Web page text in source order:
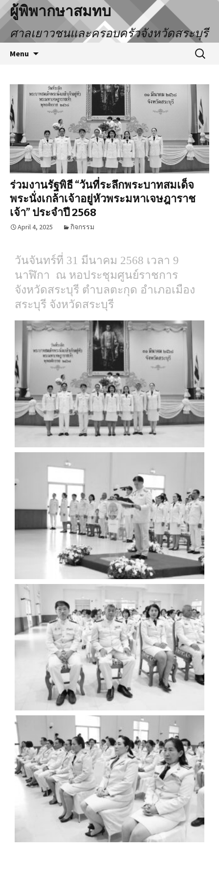
ผู้พิพากษาสมทบ
ศาลเยาวชนและครอบครัวจังหวัดสระบุรี
Menu
ร่วมงานรัฐพิธี “วันที่ระลึกพระบาทสมเด็จ
พระนั่งเกล้าเจ้าอยู่หัวพระมหาเจษฎาราช
เจ้า” ประจำปี 2568
April 4, 2025 กิจกรรม
วันจันทร์ที่ 31 มีนาคม 2568 เวลา 9
นาฬิกา
ณ หอประชุมศูนย์ราชการ
จังหวัดสระบุรี ตำบลตะกุด อำเภอเมือง
สระบุรี จังหวัดสระบุรี